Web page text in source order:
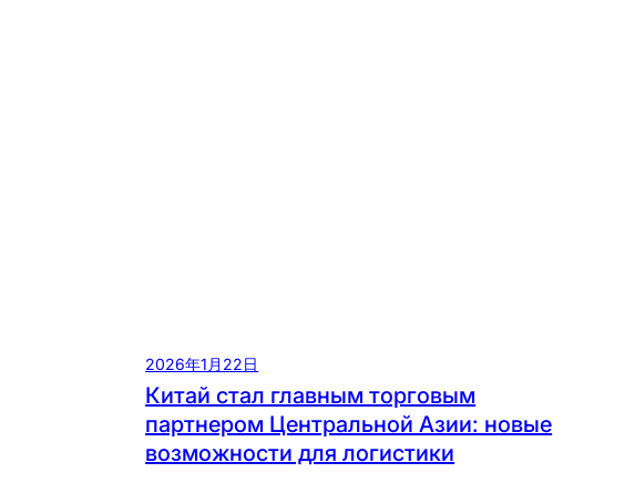
2026年1月22日
Китай стал главным торговым
партнером Центральной Азии: новые
возможности для логистики